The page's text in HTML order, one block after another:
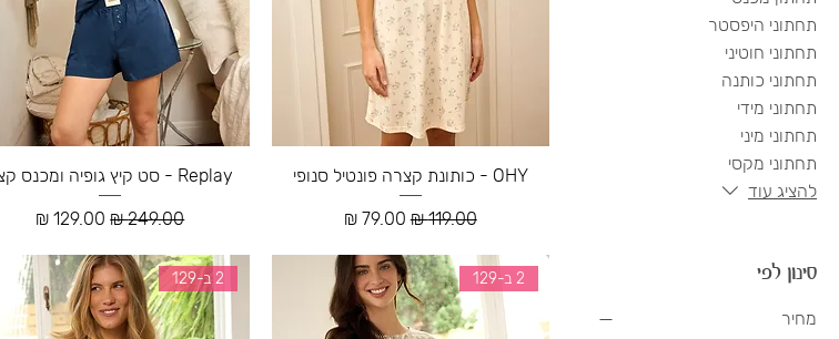
תחתוני היפסטר
תחתוני חוטיני
תחתוני כותנה
תחתוני מידי
תחתוני מיני
תחתוני מקסי
להציג עוד
סינון לפי
מחיר
OHY - כותונת קצרה פונטיל סנופי
מחיר רגיל‏119.00 ‏₪ מחיר מבצע
Replay - סט קיץ גופיה ומכנס קצר
מחיר רגיל‏249.00 ‏₪ מחיר מבצע
2 ב-129 2 ב-129